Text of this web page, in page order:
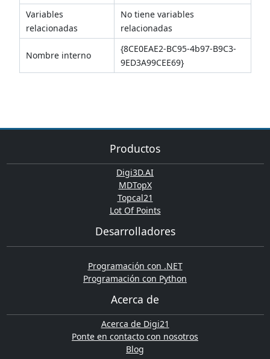
Variables
relacionadas
No tiene variables
relacionadas
Nombre interno
{8CE0EAE2-BC95-4b97-B9C3-
9ED3A99CEE69}
Productos
Digi3D.AI
MDTopX
Topcal21
Lot Of Points
Desarrolladores
Programación con .NET
Programación con Python
Acerca de
Acerca de Digi21
Ponte en contacto con nosotros
Blog